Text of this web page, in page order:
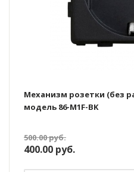
Механизм розетки (без
модель 86-M1F-BK
500.00руб.
400.00 руб.